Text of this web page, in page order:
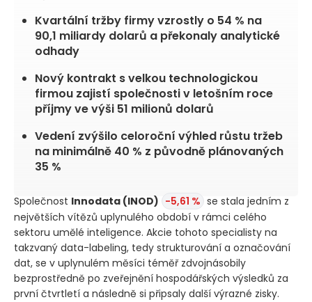
Kvartální tržby firmy vzrostly o 54 % na
90,1 miliardy dolarů a překonaly analytické
odhady
Nový kontrakt s velkou technologickou
firmou zajistí společnosti v letošním roce
příjmy ve výši 51 milionů dolarů
Vedení zvýšilo celoroční výhled růstu tržeb
na minimálně 40 % z původně plánovaných
35 %
Společnost Innodata (INOD) -5,61 % se stala jedním z
největších vítězů uplynulého období v rámci celého
sektoru umělé inteligence. Akcie tohoto specialisty na
takzvaný data-labeling, tedy strukturování a označování
dat, se v uplynulém měsíci téměř zdvojnásobily
bezprostředně po zveřejnění hospodářských výsledků za
první čtvrtletí a následně si připsaly další výrazné zisky.